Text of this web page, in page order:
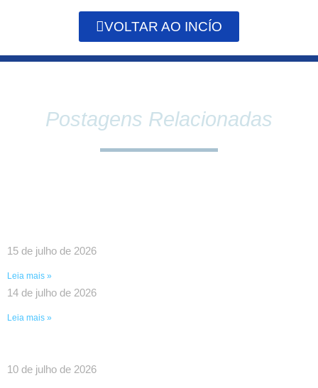
VOLTAR AO INCÍO
Postagens Relacionadas
15 de julho de 2026
Leia mais »
14 de julho de 2026
Leia mais »
10 de julho de 2026